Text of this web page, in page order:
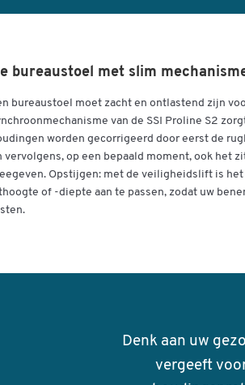
bureaustoel met slim
bureaustoel moet zacht en ontlastend zijn
van de SSI Proline S2
worden gecorrigeerd door eerst de
vervolgens, op een bepaald moment, ook het
Opstijgen: met de veiligheidslift is
of -diepte aan te passen, zodat uw
Denk aan uw
vergeeft